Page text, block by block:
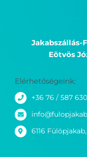
Jakabszállás-
Eötvös
Elérhetőségeink:
+36 76 / 587 630
6116